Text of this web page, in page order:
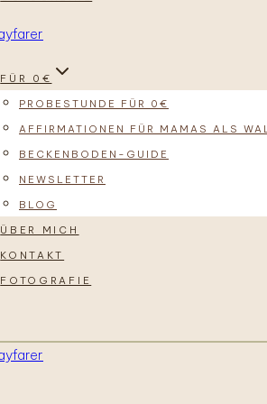
FÜR 0€
PROBESTUNDE FÜR 0€
AFFIRMATIONEN FÜR MAMAS ALS
BECKENBODEN-GUIDE
NEWSLETTER
BLOG
ÜBER MICH
KONTAKT
FOTOGRAFIE